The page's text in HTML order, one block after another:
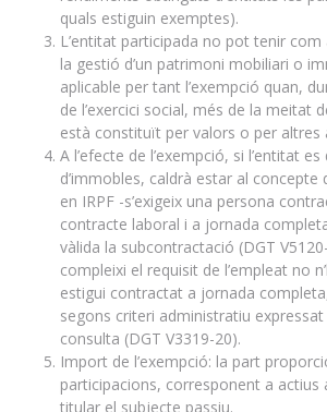
quals estiguin exemptes).
L’entitat participada no pot tenir
la gestió d’un patrimoni mobiliari o
aplicable per tant l’exempció quan,
de l’exercici social, més de la meitat
està constituït per valors o per altres
A l’efecte de l’exempció, si l’entitat
d’immobles, caldrà estar al concepte
en IRPF -s’exigeix una persona
contracte laboral i a jornada
vàlida la subcontractació (DGT
compleixi el requisit de l’empleat no
estigui contractat a jornada
segons criteri administratiu
consulta (DGT V3319-20).
Import de l’exempció: la part
participacions, corresponent a actius
titular el subjecte passiu.